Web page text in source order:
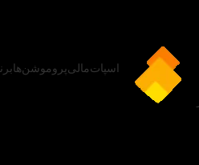
اسپاتمالیپروموشن‌ها